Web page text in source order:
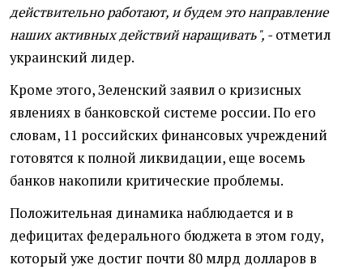
действительно работают, и будем это направление
наших активных действий наращивать", - отметил
украинский лидер.
Кроме этого, Зеленский заявил о кризисных
явлениях в банковской системе россии. По его
словам, 11 российских финансовых учреждений
готовятся к полной ликвидации, еще восемь
банков накопили критические проблемы.
Положительная динамика наблюдается и в
дефицитах федерального бюджета в этом году,
который уже достиг почти 80 млрд долларов в